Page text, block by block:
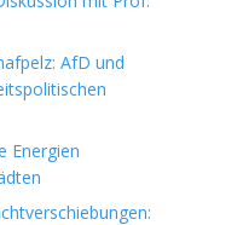
AfD und
Energien